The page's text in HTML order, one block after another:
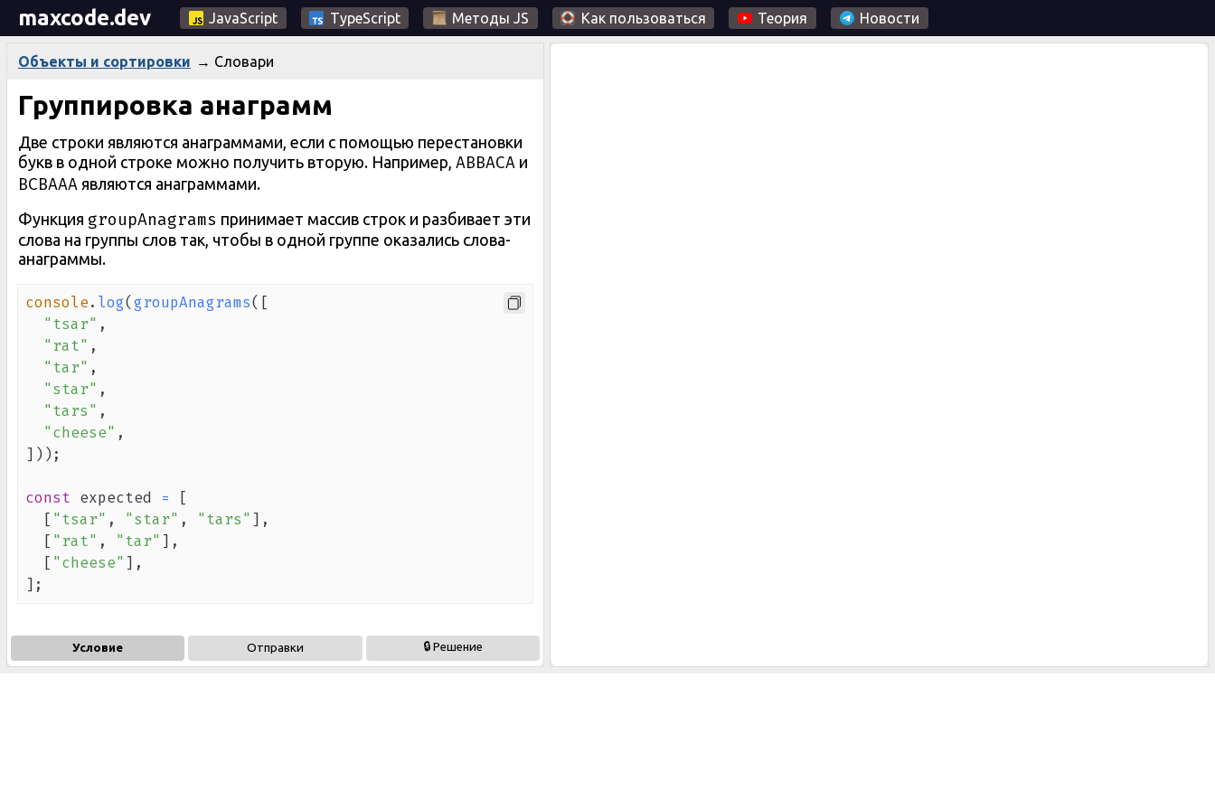
maxcode.dev JavaScript TypeScript Методы JS Как пользоваться Теория Новости
Объекты и сортировки → Словари
Группировка анаграмм
Две строки являются анаграммами, если с помощью перестановки
букв в одной строке можно получить вторую. Например, ABBACA и
BCBAAA являются анаграммами.
Функция groupAnagrams принимает массив строк и разбивает эти
слова на группы слов так, чтобы в одной группе оказались слова-
анаграммы.
console. log(groupAnagrams( [
"tsar" ,
"rat" ,
"tar" ,
"star" ,
"tars" ,
"cheese" ,
] ) ) ;
const expected =
[
[ "tsar" , "star" , "tars" ] ,
[ "rat" , "tar" ] ,
[ "cheese" ] ,
] ;
Условие Отправки 🔒 Решение